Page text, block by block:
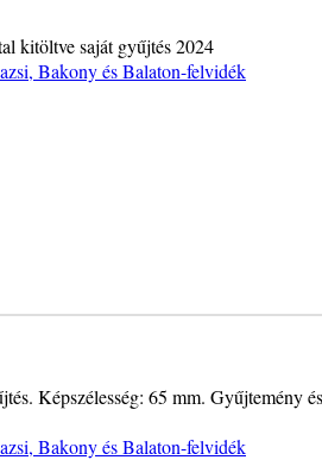
kitöltve saját gyűjtés 2024
Bakony és Balaton-felvidék
Képszélesség: 65 mm. Gyűjtemény
Bakony és Balaton-felvidék